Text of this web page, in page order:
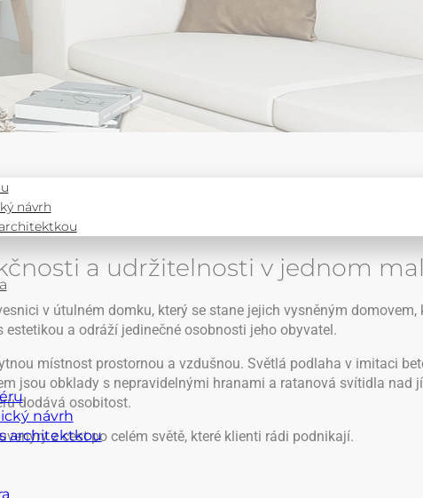
návrh
návrh
architektkou
domu u
a udržitelnosti v jednom
v útulném domku, který se stane jejich vysněným domovem,
a odráží jedinečné osobnosti jeho obyvatel.
místnost prostornou a vzdušnou. Světlá podlaha v imitaci
jsou obklady s nepravidelnými hranami a ratanová svítidla nad
dodává osobitost.
z cest po celém světě, které klienti rádi podnikají.